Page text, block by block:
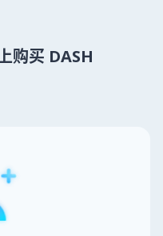
购买 DASH